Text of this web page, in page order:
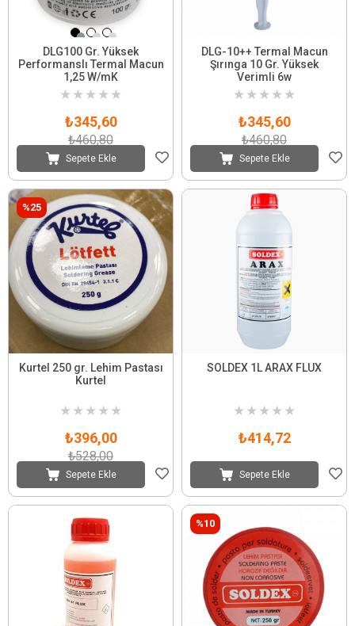
DLG100 Gr. Yüksek
Performanslı Termal Macun
1,25 W/mK
★ ★ ★ ★ ★
₺345,60
₺460,80
Sepete Ekle
DLG-10++ Termal Macun
Şırınga 10 Gr. Yüksek
Verimli 6w
★ ★ ★ ★ ★
₺345,60
₺460,80
Sepete Ekle
Kurtel 250 gr. Lehim Pastası
Kurtel
★ ★ ★ ★ ★
₺396,00
₺528,00
Sepete Ekle
%25
SOLDEX 1L ARAX FLUX
★ ★ ★ ★ ★
₺414,72
Sepete Ekle
%10